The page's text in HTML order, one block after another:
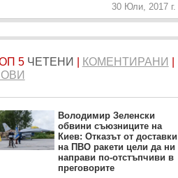
30 Юли, 2017 г.
5 ЧЕТЕНИ КОМЕНТИРАНИ
Володимир Зеленски
обвини съюзниците на
Киев: Отказът от доставки
на ПВО ракети цели да ни
направи по-отстъпчиви в
преговорите